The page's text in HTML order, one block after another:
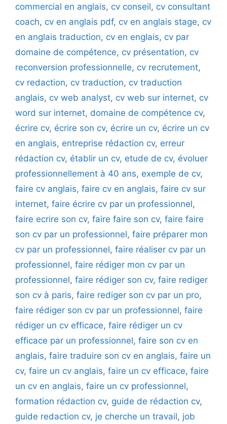
commercial en anglais, cv conseil, cv consultant
coach, cv en anglais pdf, cv en anglais stage, cv
en anglais traduction, cv en englais, cv par
domaine de compétence, cv présentation, cv
reconversion professionnelle, cv recrutement,
cv redaction, cv traduction, cv traduction
anglais, cv web analyst, cv web sur internet, cv
word sur internet, domaine de compétence cv,
écrire cv, écrire son cv, écrire un cv, écrire un cv
en anglais, entreprise rédaction cv, erreur
rédaction cv, établir un cv, etude de cv, évoluer
professionnellement à 40 ans, exemple de cv,
faire cv anglais, faire cv en anglais, faire cv sur
internet, faire écrire cv par un professionnel,
faire ecrire son cv, faire faire son cv, faire faire
son cv par un professionnel, faire préparer mon
cv par un professionnel, faire réaliser cv par un
professionnel, faire rédiger mon cv par un
professionnel, faire rédiger son cv, faire rediger
son cv à paris, faire rediger son cv par un pro,
faire rédiger son cv par un professionnel, faire
rédiger un cv efficace, faire rédiger un cv
efficace par un professionnel, faire son cv en
anglais, faire traduire son cv en anglais, faire un
cv, faire un cv anglais, faire un cv efficace, faire
un cv en anglais, faire un cv professionnel,
formation rédaction cv, guide de rédaction cv,
guide redaction cv, je cherche un travail, job